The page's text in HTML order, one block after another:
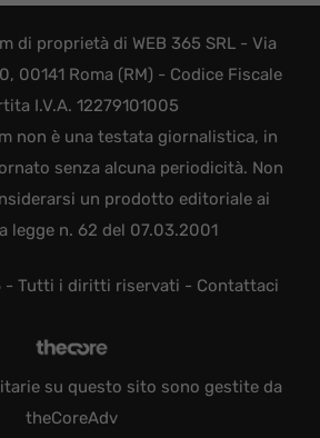
di proprietà di WEB 365 SRL - Via
00141 Roma (RM) - Codice Fiscale
I.V.A. 12279101005
non è una testata giornalistica, in
senza alcuna periodicità. Non
un prodotto editoriale ai
legge n. 62 del 07.03.2001
- Tutti i diritti riservati - Contattaci
su questo sito sono gestite da
theCoreAdv